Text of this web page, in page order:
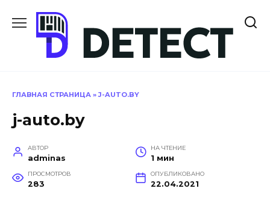
содержанию
ГЛАВНАЯ СТРАНИЦА »J-AUTO.BY
j-auto.by
АВТОР
adminas
НА ЧТЕНИЕ
1 мин
ПРОСМОТРОВ
283
ОПУБЛИКОВАНО
22.04.2021